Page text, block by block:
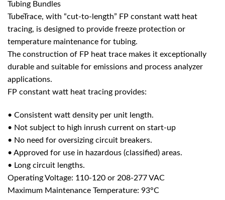
Tubing Bundles
TubeTrace, with “cut-to-length” FP constant watt heat
tracing, is designed to provide freeze protection or
temperature maintenance for tubing.
The construction of FP heat trace makes it exceptionally
durable and suitable for emissions and process analyzer
applications.
FP constant watt heat tracing provides:
• Consistent watt density per unit length.
• Not subject to high inrush current on start-up
• No need for oversizing circuit breakers.
• Approved for use in hazardous (classified) areas.
• Long circuit lengths.
Operating Voltage: 110-120 or 208-277 VAC
Maximum Maintenance Temperature: 93°C